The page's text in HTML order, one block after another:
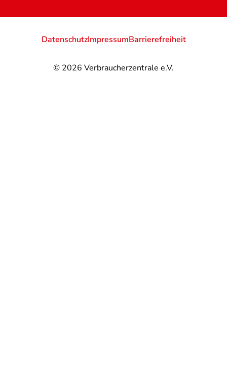
© 2026 Verbraucherzentrale e.V.
DatenschutzImpressumBarrierefreiheit